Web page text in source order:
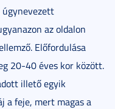
úgynevezett
az oldalon
Előfordulása
20-40 éves kor között.
illető egyik
a feje, mert magas a